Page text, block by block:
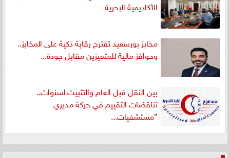
الأكاديمية البحرية
مخابز بورسعيد تقترح رقابة ذكية على المخابز..
وحوافز مالية للمتميزين مقابل جودة...
بين النقل قبل العام والتثبيت لسنوات..
تناقضات التقييم في حركة مديري
”مستشفيات...